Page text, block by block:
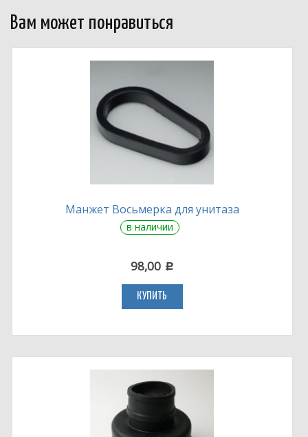
Вам может понравиться
Манжет Восьмерка для унитаза
в наличии
98,00 c
КУПИТЬ